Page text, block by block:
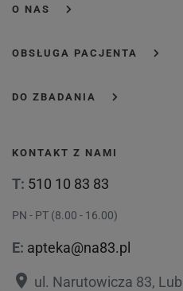
O NAS
OBSŁUGA PACJENTA
DO ZBADANIA
KONTAKT Z NAMI
T: 510 10 83 83
PN - PT (8.00 - 16.00)
E: apteka@na83.pl
place ul. Narutowicza 83,